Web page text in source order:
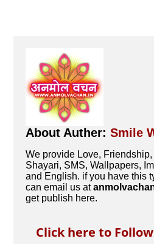
About Auther:Smile
We provide Love,
Shayari, SMS, Wallpapers,
and English. if you have this
can email us at
get publish here.
Click here to